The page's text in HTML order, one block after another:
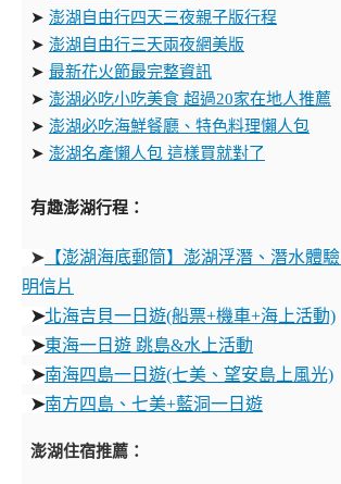
➤ 澎湖自由行四天三夜親子版行程
➤ 澎湖自由行三天兩夜網美版
➤ 最新花火節最完整資訊
➤ 澎湖必吃小吃美食 超過20家在地人推薦
➤ 澎湖必吃海鮮餐廳、特色料理懶人包
➤ 澎湖名產懶人包 這樣買就對了
有趣澎湖行程：
➤ 【澎湖海底郵筒】澎湖浮潛、潛水體
明信片
➤北海吉貝一日遊(船票+機車+海上活動)
➤東海一日遊 跳島&水上活動
➤南海四島一日遊(七美、望安島上風光)
➤南方四島、七美+藍洞一日遊
澎湖住宿推薦：